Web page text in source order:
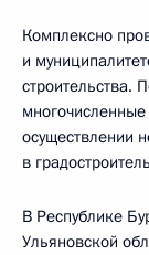
Комплексно
и
строительства.
осуществлении
в
В Республике
Ульяновской